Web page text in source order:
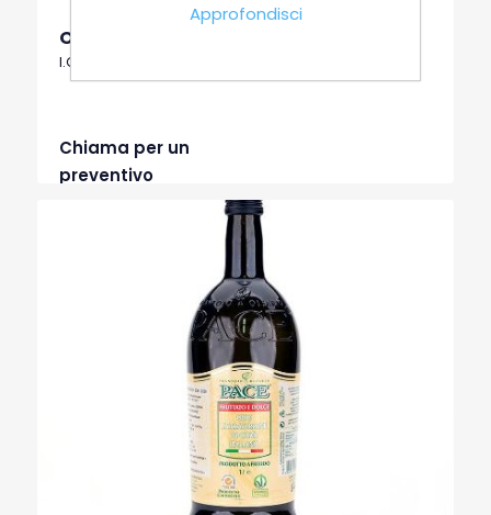
Olio Extravergine di Oliva
I.G.P OLIO LUCANO
Chiama per un
preventivo
Approfondisci